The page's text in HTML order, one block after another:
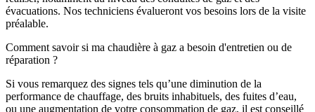
évacuations. Nos techniciens évalueront vos besoins lors de la visite
préalable.
Comment savoir si ma chaudière à gaz a besoin d'entretien ou de
réparation ?
Si vous remarquez des signes tels qu’une diminution de la
performance de chauffage, des bruits inhabituels, des fuites d’eau,
ou une augmentation de votre consommation de gaz, il est conseillé